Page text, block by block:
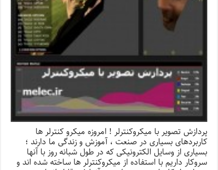
پردازش تصویر با میکروکنترلر ! امروزه میکرو کنترلر ها
کاربردهای بسیاری در صنعت ، آموزش و زندگی ما دارند ؛
بسیاری از وسایل الکترونیکی که در طول شبانه روز با آنها
سروکار داریم با استفاده از میکروکنترلر ها ساخته شده اند و